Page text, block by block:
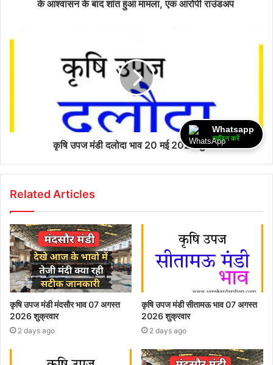
के आश्वासन के बाद शांत हुआ मामला, एक आरोपी राउंडअप
कृषि उपज मंडी दलोदा भाव 20 मई 2026 बुधवार
Related Articles
कृषि उपज मंडी मंदसौर भाव 07 अगस्त
2026 शुक्रवार
2 days ago
कृषि उपज मंडी सीतामऊ भाव 07 अगस्त
2026 शुक्रवार
2 days ago
Whatsapp
ज्वॉइन करें